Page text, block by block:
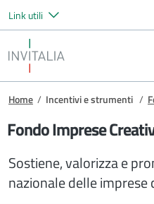
Salta al contenuto
Link utili
Invitalia
Briciole di pane
Home / Incentivi e strumenti /
Fondo Imprese
Sostiene, valorizza e
nazionale delle imprese